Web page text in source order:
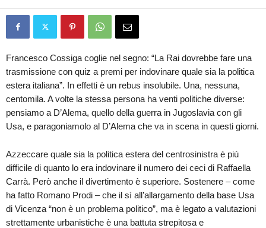
o
Francesco Cossiga coglie nel segno: “La Rai dovrebbe fare una
trasmissione con quiz a premi per indovinare quale sia la politica
estera italiana”. In effetti è un rebus insolubile. Una, nessuna,
centomila. A volte la stessa persona ha venti politiche diverse:
pensiamo a D’Alema, quello della guerra in Jugoslavia con gli
Usa, e paragoniamolo al D’Alema che va in scena in questi giorni.
Azzeccare quale sia la politica estera del centrosinistra è più
difficile di quanto lo era indovinare il numero dei ceci di Raffaella
Carrà. Però anche il divertimento è superiore. Sostenere – come
ha fatto Romano Prodi – che il sì all’allargamento della base Usa
di Vicenza “non è un problema politico”, ma è legato a valutazioni
strettamente urbanistiche è una battuta strepitosa e